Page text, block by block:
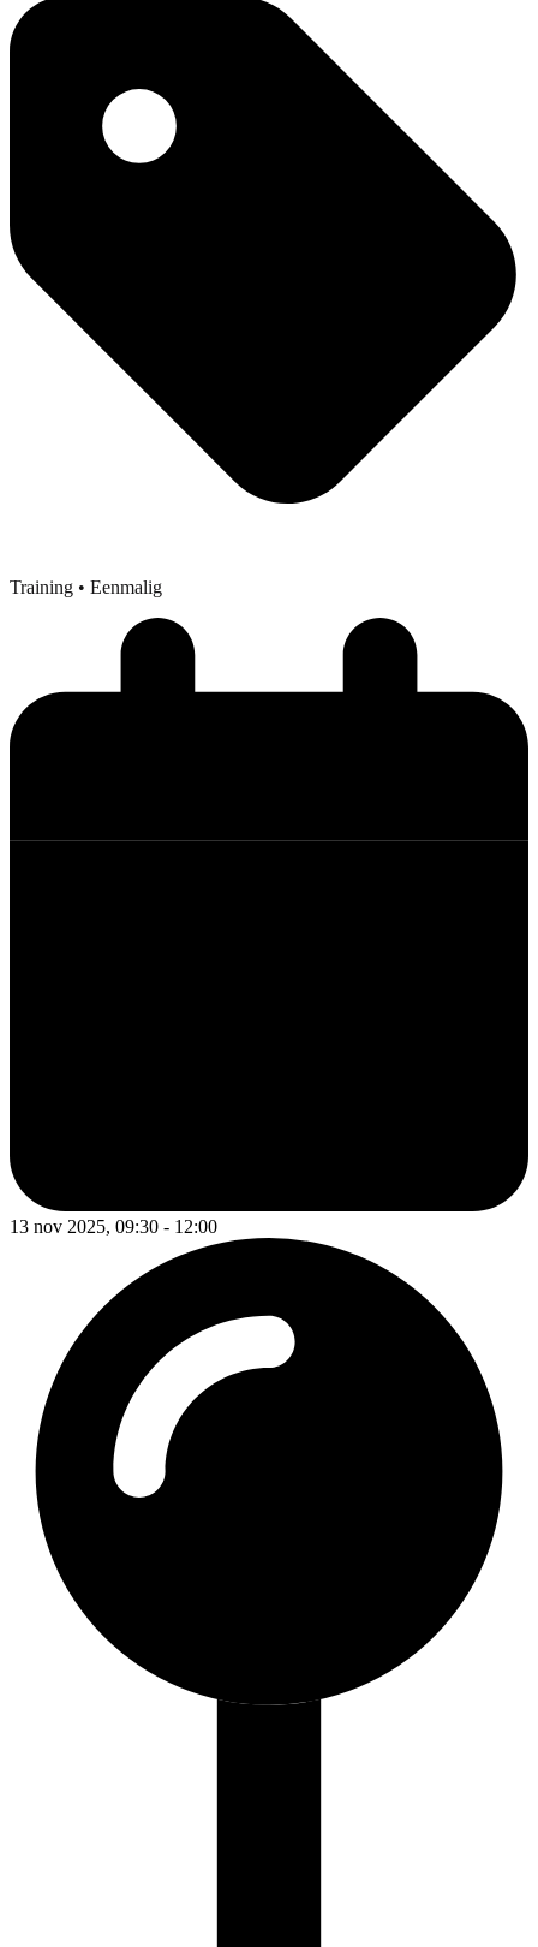
Training • Eenmalig
13 nov 2025, 09:30 - 12:00